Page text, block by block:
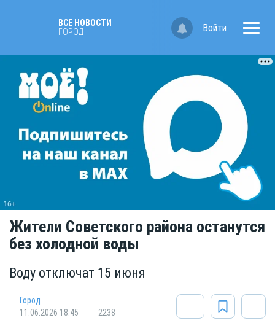
ВСЕ НОВОСТИ
ГОРОД
Войти
Жители Советского района останутся
без холодной воды
Воду отключат 15 июня
Город
11.06.2026 18:45
2238